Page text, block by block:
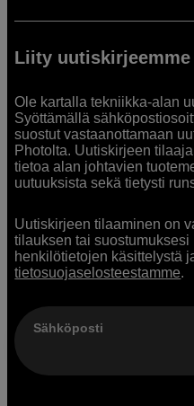
Liity
Ole kartalla tekniikka-alan
Syöttämällä
suostut vastaanottamaan
Photolta. Uutiskirjeen
tietoa alan johtavien
uutuuksista sekä tietysti
Uutiskirjeen tilaaminen on
tilauksen tai
henkilötietojen käsittelystä
tietosuojaselosteestamme.
Sähköposti